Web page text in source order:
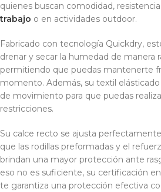
quienes buscan comodidad,
trabajo o en actividades outdoor.
Fabricado con tecnología Quickdry,
drenar y secar la humedad de manera
permitiendo que puedas mantenerte
momento. Además, su textil
de movimiento para que puedas
restricciones.
Su calce recto se ajusta
que las rodillas preformadas y el
brindan una mayor protección ante
eso no es suficiente, su certificación
te garantiza una protección efectiva